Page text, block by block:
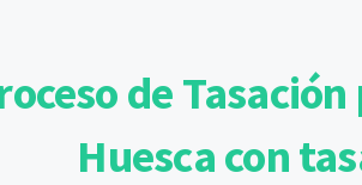
de
Huesca con